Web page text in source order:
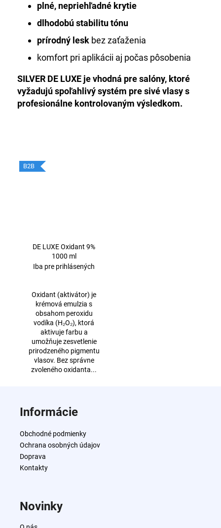
plné, nepriehľadné krytie
dlhodobú stabilitu tónu
prírodný lesk bez zaťaženia
komfort pri aplikácii aj počas pôsobenia
SILVER DE LUXE je vhodná pre salóny, ktoré
vyžadujú spoľahlivý systém pre sivé vlasy s
profesionálne kontrolovaným výsledkom.
B2B
DE LUXE Oxidant 9%
1000 ml
Iba pre prihlásených
Oxidant (aktivátor) je
krémová emulzia s
obsahom peroxidu
vodíka (H₂O₂), ktorá
aktivuje farbu a
umožňuje zesvetlenie
prirodzeného pigmentu
vlasov. Bez správne
zvoleného oxidanta...
Informácie
Obchodné podmienky
Ochrana osobných údajov
Doprava
Kontakty
Novinky